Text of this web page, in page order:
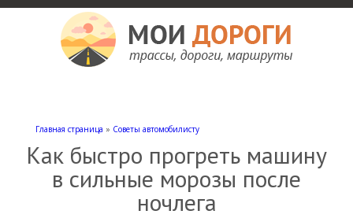
Главная страница » Советы автомобилисту
Как быстро прогреть машину
в сильные морозы после
ночлега